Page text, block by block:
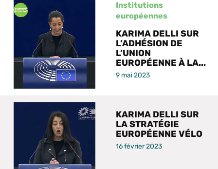
Institutions
européennes
KARIMA DELLI SUR
L’ADHÉSION DE
L’UNION
EUROPÉENNE À LA...
9 mai 2023
KARIMA DELLI SUR
LA STRATÉGIE
EUROPÉENNE VÉLO
16 février 2023